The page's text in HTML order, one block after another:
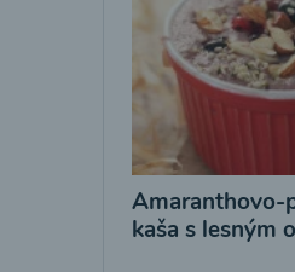
Amaranthovo-
kaša s lesným